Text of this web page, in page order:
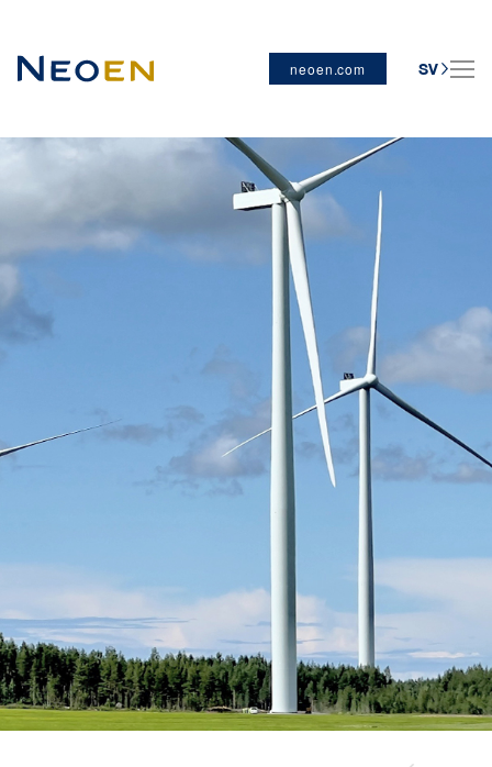
neoen.com SV